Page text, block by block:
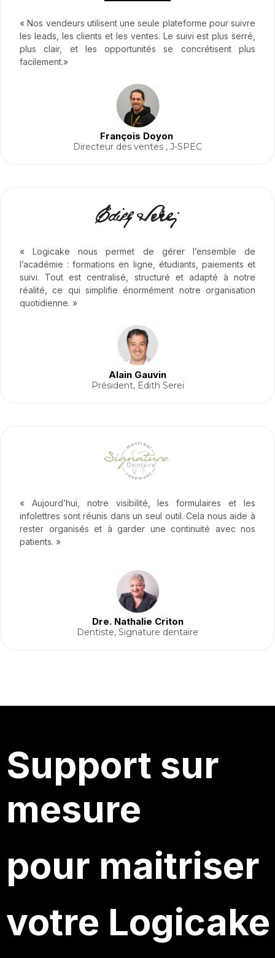
« Nos vendeurs utilisent une seule plateforme pour suivre
les leads, les clients et les ventes. Le suivi est plus serré,
plus clair, et les opportunités se concrétisent plus
facilement.»
François Doyon
Directeur des ventes , J-SPEC
« Logicake nous permet de gérer l’ensemble de
l’académie : formations en ligne, étudiants, paiements et
suivi. Tout est centralisé, structuré et adapté à notre
réalité, ce qui simplifie énormément notre organisation
quotidienne. »
Alain Gauvin
Président, Edith Serei
« Aujourd’hui, notre visibilité, les formulaires et les
infolettres sont réunis dans un seul outil. Cela nous aide à
rester organisés et à garder une continuité avec nos
patients. »
Dre. Nathalie Criton
Dentiste, Signature dentaire
Support sur
mesure
pour maitriser
votre Logicake